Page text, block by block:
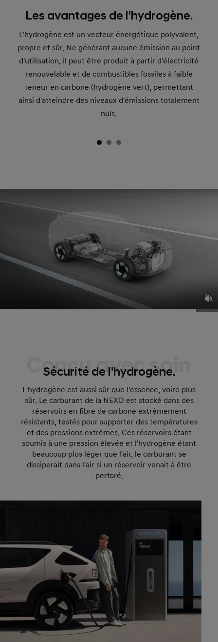
Les avantages de l'hydrogène.
L'hydrogène est un vecteur énergétique polyvalent,
propre et sûr. Ne générant aucune émission au point
d'utilisation, il peut être produit à partir d'électricité
renouvelable et de combustibles fossiles à faible
teneur en carbone (hydrogène vert), permettant
ainsi d'atteindre des niveaux d'émissions totalement
nuls.
Conçu avec soin
Sécurité de l'hydrogène.
L'hydrogène est aussi sûr que l'essence, voire plus
sûr. Le carburant de la NEXO est stocké dans des
réservoirs en fibre de carbone extrêmement
résistants, testés pour supporter des températures
et des pressions extrêmes. Ces réservoirs étant
soumis à une pression élevée et l'hydrogène étant
beaucoup plus léger que l'air, le carburant se
dissiperait dans l'air si un réservoir venait à être
perforé.